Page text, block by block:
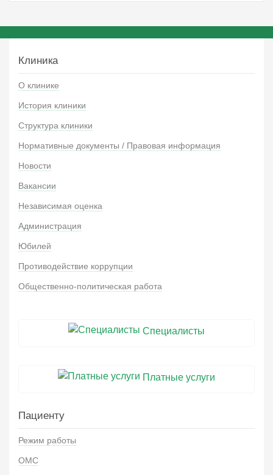
Клиника
О клинике
История клиники
Структура клиники
Нормативные документы / Правовая информация
Новости
Вакансии
Независимая оценка
Администрация
Юбилей
Противодействие коррупции
Общественно-политическая работа
Специалисты
Платные услуги
Пациенту
Режим работы
ОМС